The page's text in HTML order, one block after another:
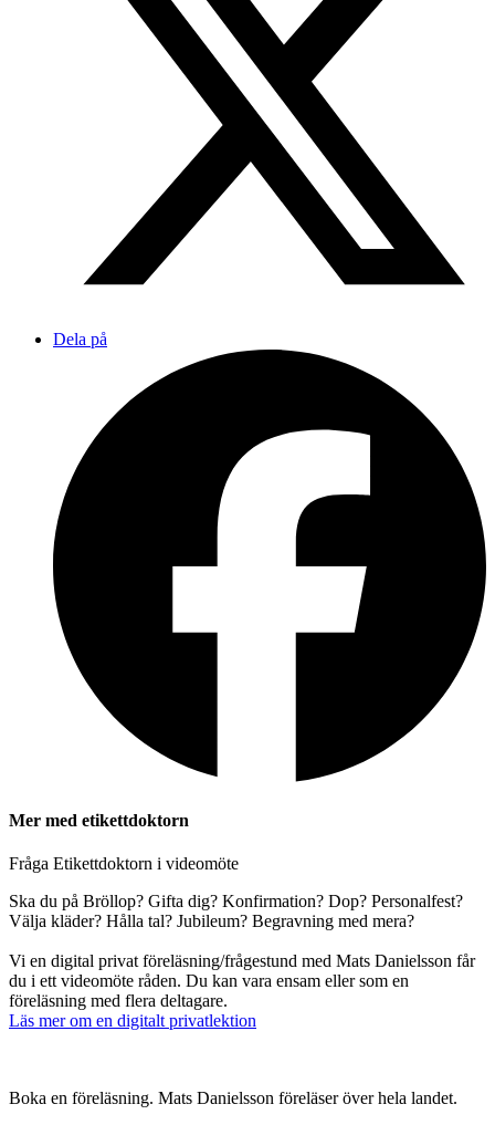
Dela på
Mer med etikettdoktorn
Fråga Etikettdoktorn i videomöte
Ska du på Bröllop? Gifta dig? Konfirmation? Dop? Personalfest?
Välja kläder? Hålla tal? Jubileum? Begravning med mera?
Vi en digital privat föreläsning/frågestund med Mats Danielsson får
du i ett videomöte råden. Du kan vara ensam eller som en
föreläsning med flera deltagare.
Läs mer om en digitalt privatlektion
Boka en föreläsning. Mats Danielsson föreläser över hela landet.